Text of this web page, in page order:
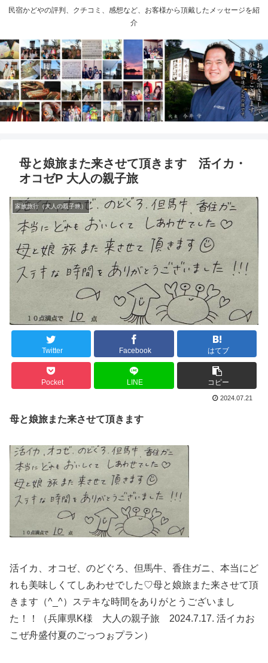
民宿かどやの評判、クチコミ、感想など、お客様から頂戴したメッセージを紹
介
母と娘旅また来させて頂きます 活イカ・
オコゼP 大人の親子旅
家族旅行（大人の親子旅）
Twitter Facebook はてブ
Pocket LINE コピー
2024.07.21
母と娘旅また来させて頂きます
活イカ、オコゼ、のどぐろ、但馬牛、香住ガニ、本当にど
れも美味しくてしあわせでした♡母と娘旅また来させて頂
きます（^_^）ステキな時間をありがとうございまし
た！！（兵庫県K様 大人の親子旅 2024.7.17. 活イカお
こぜ舟盛付夏のごっつぉプラン）